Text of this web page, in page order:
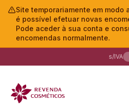
Site temporariamente em modo
é possível efetuar novas
Pode aceder à sua conta e
encomendas normalmente.
s/IVA